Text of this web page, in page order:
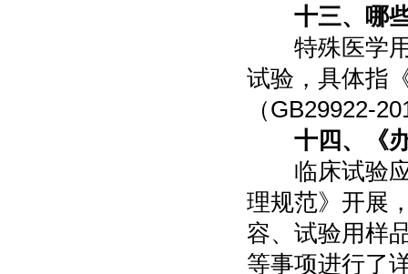
十三、哪
特殊医学用
试验，具体指
（GB29922-
十四、《
临床试验应
理规范》开展
容、试验用样
等事项进行了